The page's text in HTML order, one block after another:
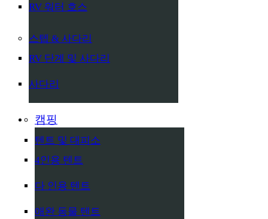
RV 워터 호스
스텝 & 사다리
RV 단계 및 사다리
사다리
캠핑
텐트 및 대피소
4인용 텐트
다 인용 텐트
애완 동물 텐트